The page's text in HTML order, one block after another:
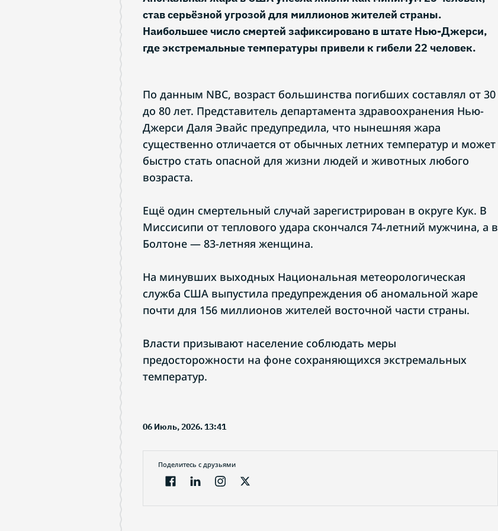
став серьёзной угрозой для миллионов жителей страны.
Наибольшее число смертей зафиксировано в штате Нью-Джерси,
где экстремальные температуры привели к гибели 22 человек.
По данным NBC, возраст большинства погибших составлял от 30
до 80 лет. Представитель департамента здравоохранения Нью-
Джерси Даля Эвайс предупредила, что нынешняя жара
существенно отличается от обычных летних температур и может
быстро стать опасной для жизни людей и животных любого
возраста.
Ещё один смертельный случай зарегистрирован в округе Кук. В
Миссисипи от теплового удара скончался 74-летний мужчина, а в
Болтоне — 83-летняя женщина.
На минувших выходных Национальная метеорологическая
служба США выпустила предупреждения об аномальной жаре
почти для 156 миллионов жителей восточной части страны.
Власти призывают население соблюдать меры
предосторожности на фоне сохраняющихся экстремальных
температур.
06 Июль, 2026. 13:41
Поделитесь с друзьями